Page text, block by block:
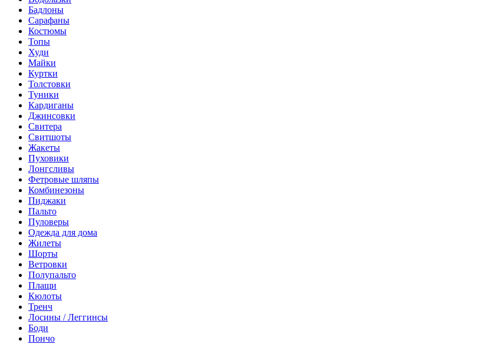
Бадлоны
Сарафаны
Костюмы
Топы
Худи
Майки
Куртки
Толстовки
Туники
Кардиганы
Джинсовки
Свитера
Свитшоты
Жакеты
Пуховики
Лонгсливы
Фетровые шляпы
Комбинезоны
Пиджаки
Пальто
Пуловеры
Одежда для дома
Жилеты
Шорты
Ветровки
Полупальто
Плащи
Кюлоты
Тренч
Лосины / Леггинсы
Боди
Пончо